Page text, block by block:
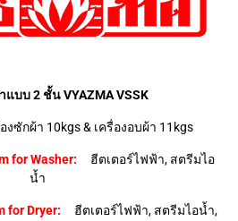
แบบ 2 ชั้น VYAZMA VSSK
ซักผ้า 10kgs & เครื่องอบผ้า 11kgs
for Washer: ฮีตเตอร์ไฟฟ้า, สตรีมไอ
น้ำ
for Dryer: ฮีตเตอร์ไฟฟ้า, สตรีมไอน้ำ,